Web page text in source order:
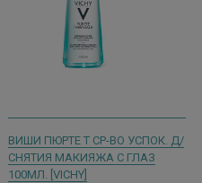
ВИШИ ПЮРТЕ Т СР-ВО УСПОК. Д/
СНЯТИЯ МАКИЯЖА С ГЛАЗ
100МЛ. [VICHY]